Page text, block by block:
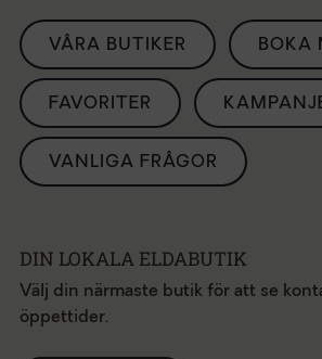
VÅRA BUTIKER BOKA
FAVORITER
VANLIGA FRÅGOR
DIN LOKALA ELDABUTIK
Välj din närmaste butik för att se
öppettider.